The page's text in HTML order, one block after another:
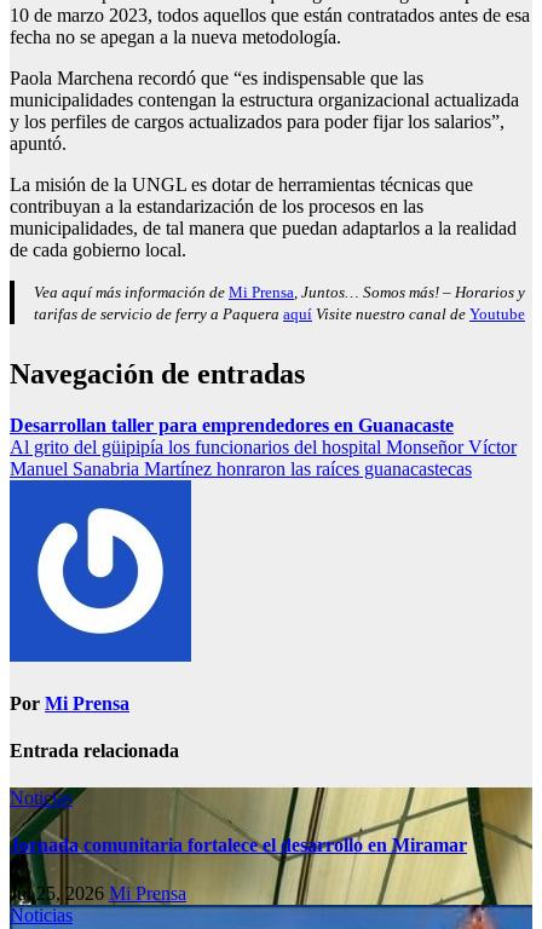
10 de marzo 2023, todos aquellos que están contratados antes de esa
fecha no se apegan a la nueva metodología.
Paola Marchena recordó que “es indispensable que las
municipalidades contengan la estructura organizacional actualizada
y los perfiles de cargos actualizados para poder fijar los salarios”,
apuntó.
La misión de la UNGL es dotar de herramientas técnicas que
contribuyan a la estandarización de los procesos en las
municipalidades, de tal manera que puedan adaptarlos a la realidad
de cada gobierno local.
Vea aquí más información de Mi Prensa, Juntos… Somos más! – Horarios y
tarifas de servicio de ferry a Paquera aquí Visite nuestro canal de Youtube
Navegación de entradas
Desarrollan taller para emprendedores en Guanacaste
Al grito del güipipía los funcionarios del hospital Monseñor Víctor
Manuel Sanabria Martínez honraron las raíces guanacastecas
Por Mi Prensa
Entrada relacionada
Noticias
Jornada comunitaria fortalece el desarrollo en Miramar
Jul 25, 2026 Mi Prensa
Noticias